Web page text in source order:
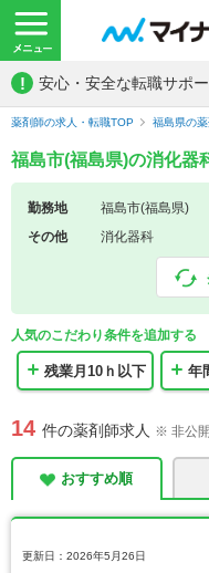
! 安心・安全な転職サポ
薬剤師の求人・転職TOP 福島県の薬
福島市(福島県)の消化器
勤務地
福島市(福島県)
その他
消化器科
人気のこだわり条件を追加する
残業月10ｈ以下 年
14 件の薬剤師求人 ※ 非公
おすすめ順
更新日：2026年5月26日